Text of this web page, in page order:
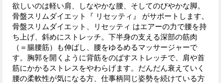
欲しいのは軽い肩、しなやかな腰、そしてのびやかな脚。
骨盤スリムダイエット『 リセッティ』 がサポートします。
骨盤スリムダイエット、リセッティ はエアーの力で腰を持
ち上げ、斜めにストレッチ。下半身の支える深部の筋肉
（＝腸腰筋）も伸ばし、腰をゆるめるマッサージャーで
す。胸郭を開くように背筋をのばすストレッチで、肩や首
筋にかかるストレスをやわらげます。だんだん衰えていく
腰の柔軟性が気になる方、仕事柄同じ姿勢を続けている方